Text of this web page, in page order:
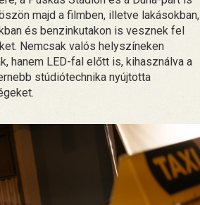
majd a filmben, illetve lakásokban,
és benzinkutakon is vesznek fel
Nemcsak valós helyszíneken
hanem LED-fal előtt is, kihasználva a
stúdiótechnika nyújtotta